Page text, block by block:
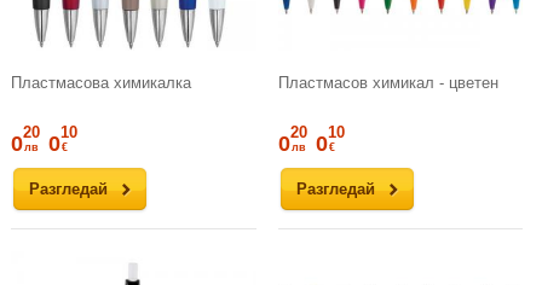
Пластмасова химикалка
Разгледай
020
лв 010
€
Пластмасов химикал - цветен
Разгледай
020
лв 010
€